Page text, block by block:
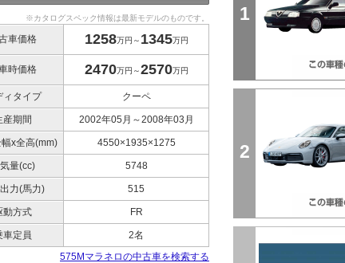
※カタログスペック情報は最新モデルのものです。
車価格 1258万円～ 1345万円
時価格 2470万円～2570万円
ィタイプ クーペ
産期間 2002年05月～2008年03月
x全高(mm) 4550×1935×1275
量(cc) 5748
力(馬力) 515
動方式 FR
車定員
2名
575Mマラネロの中古車を検索する
1
2